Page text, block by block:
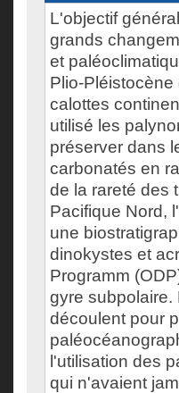
L'objectif
grands
et
Plio-
calottes
utilisé les
préserver dans
carbonatés en
de la rareté des
Pacifique Nord,
une
dinokystes et
Programm
gyre subpolaire.
découlent pour
l'utilisation des
qui n'avaient